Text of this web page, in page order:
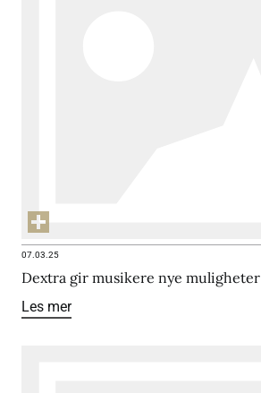
07.03.25
Dextra gir musikere nye muligheter
Les mer